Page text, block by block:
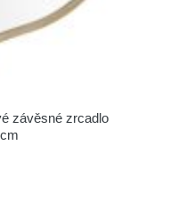
závěsné zrcadlo